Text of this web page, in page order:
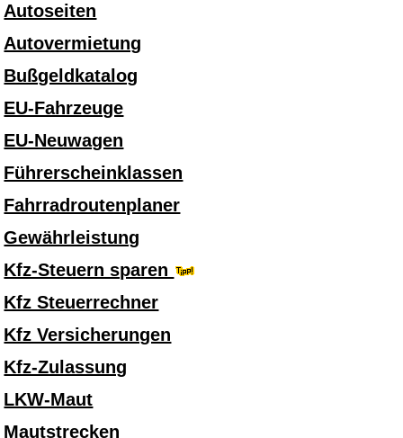
Autoseiten
Autovermietung
Bußgeldkatalog
EU-Fahrzeuge
EU-Neuwagen
Führerscheinklassen
Fahrradroutenplaner
Gewährleistung
Kfz-Steuern sparen
Kfz Steuerrechner
Kfz Versicherungen
Kfz-Zulassung
LKW-Maut
Mautstrecken